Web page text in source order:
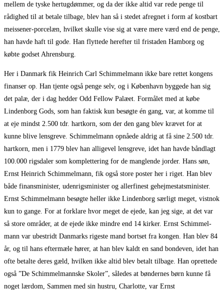
mellem de tyske hertugdømmer, og da der ikke altid var rede penge til
rådighed til at betale tilbage, blev han så i stedet afregnet i form af kostbart
meissener-porcelæn, hvilket skulle vise sig at være mere værd end de penge,
han havde haft til gode. Han flyttede herefter til fristaden Hamborg og
købte godset Ahrensburg.
Her i Danmark fik Heinrich Carl Schimmelmann ikke bare rettet kongens
finanser op. Han tjente også penge selv, og i København byggede han sig
det palæ, der i dag hedder Odd Fellow Palæet. Formålet med at købe
Lindenborg Gods, som han faktisk kun besøgte én gang, var, at komme til
at eje mindst 2.500 tdr. hartkorn, som der den gang blev krævet for at
kunne blive lensgreve. Schimmelmann opnåede aldrig at få sine 2.500 tdr.
hartkorn, men i 1779 blev han alligevel lensgreve, idet han havde båndlagt
100.000 rigsdaler som komplettering for de manglende jorder. Hans søn,
Ernst Heinrich Schimmelmann, fik også store poster her i riget. Han blev
både finansminister, udenrigsminister og allerfinest gehejmestatsminister.
Ernst Schimmelmann besøgte heller ikke Lindenborg særligt meget, vistnok
kun to gange. For at forklare hvor meget de ejede, kan jeg sige, at det var
så store områder, at de ejede ikke mindre end 14 kirker. Ernst Schimmel-
mann var ubestridt Danmarks rigeste mand bortset fra kongen. Han blev 84
år, og til hans eftermæle hører, at han blev kaldt en sand bondeven, idet han
ofte betalte deres gæld, hvilken ikke altid blev betalt tilbage. Han oprettede
også ”De Schimmelmannske Skoler”, således at bøndernes børn kunne få
noget lærdom, Sammen med sin hustru, Charlotte, var Ernst